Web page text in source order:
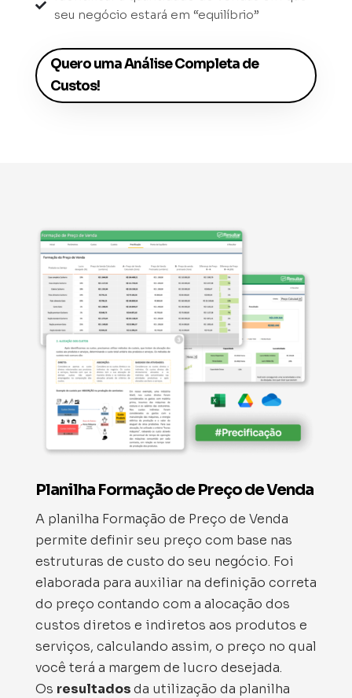

seu negócio estará em “equilíbrio”
Quero uma Análise Completa de
Custos!
Planilha Formação de Preço de Venda
A planilha Formação de Preço de Venda
permite definir seu preço com base nas
estruturas de custo do seu negócio. Foi
elaborada para auxiliar na definição correta
do preço contando com a alocação dos
custos diretos e indiretos aos produtos e
serviços, calculando assim, o preço no qual
você terá a margem de lucro desejada.
Os resultadosda utilização da planilha